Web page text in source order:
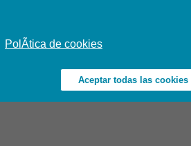
PolÃ­tica de cookies
Aceptar todas las cookies